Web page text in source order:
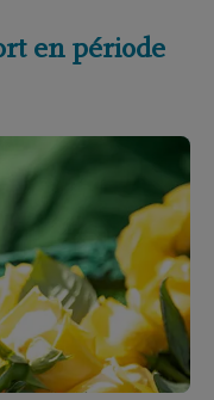
en période